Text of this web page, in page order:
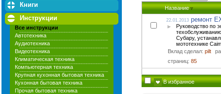
Книги
Инструкции
Все инструкции
Автотехника
Аудиотехника
Видеотехника
Климатическая техника
Компьютерная техника
Крупная кухонная бытовая техника
Кухонная бытовая техника
Прочая бытовая техника
Название
22.01.2013 ремонт
Руководство по
Субару,
мототехнике
Вклад сделал: pilt
страниц: 85
В избранное